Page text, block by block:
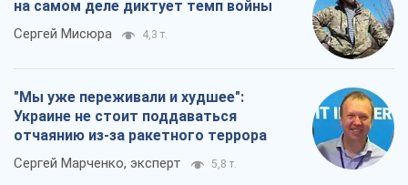
на самом деле диктует темп войны
Сергей Мисюра 4,3 т.
"Мы уже переживали и худшее":
Украине не стоит поддаваться
отчаянию из-за ракетного террора
Сергей Марченко, эксперт 5,8 т.